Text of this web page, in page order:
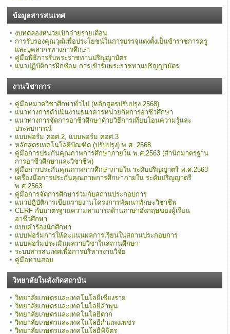
ข้อมูลสารสนเทศ
งบทดลองหน่วยเบิกจ่ายรายเดือน
การรับรองคุณวุฒิเพื่อประโยชน์ในการบรรจุแต่งตั้งเป็นข้าราชการครู
และบุคลากรทางการศึกษา
คู่มือพิธีการรับพระราชทานปริญญาบัตร
แนวปฏิบัติการฝึกซ้อม การเข้ารับพระราชทานปริญญาบัตร
งานวิชาการ
คู่มือหมวดวิชาศึกษาทั่วไป (หลักสูตรปรับปรุง 2568)
แนวทางการดำเนินงานธนาคารหน่วยกิตการอาชีวศึกษา
แนวทางการจัดการอาชีวศึกษาด้วยวิธีการเทียบโอนความรู้และ
ประสบการณ์
แบบฟอร์ม คอศ.2, แบบฟอร์ม คอศ.3
หลักสูตรเทคโนโลยีบัณฑิต (ปรับปรุง) พ.ศ. 2568
คู่มือการประกันคุณภาพการศึกษาภายใน พ.ศ.2563 (สำนักมาตรฐาน
การอาชีวศึกษาและวิชาชีพ)
คู่มือการประกันคุณภาพการศึกษาภายใน ระดับปริญญาตรี พ.ศ.2563
เครื่องมือการประกันคุณภาพการศึกษาภายใน ระดับปริญญาตรี
พ.ศ.2563
คู่มือการจัดการศึกษาร่วมกับสถานประกอบการ
แนวปฏิบัติการเขียนรายงานโครงการพัฒนาทักษะวิชาชีพ
CERF กับมาตรฐานความสามารถด้านภาษาอังกฤษของผู้เรียน
อาชีวศึกษา
แบบคำร้องนักศึกษา
แบบฟอร์มการให้คะแนนผลการเรียนในสถานประกอบการ
แบบฟอร์มประเมินผลรายวิชาในสถานศึกษา
ระบบสารสนเทศเพื่อการบริหารงานวิจัย
คู่มือทวนสอบ
วิทยาลัยในสังกัดสถาบัน
วิทยาลัยเกษตรและเทคโนโลยีเชียงราย
วิทยาลัยเกษตรและเทคโนโลยีลำพูน
วิทยาลัยเกษตรและเทคโนโลยีตาก
วิทยาลัยเกษตรและเทคโนโลยีกำแพงเพชร
วิทยาลัยเกษตรและเทคโนโลยีพิจิตร